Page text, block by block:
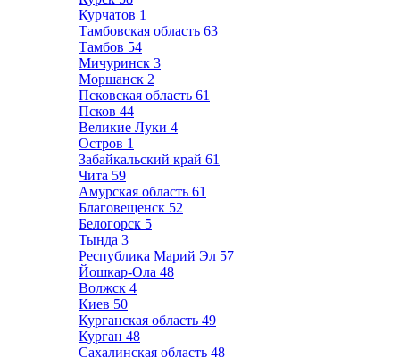
Курчатов 1
Тамбовская область 63
Тамбов 54
Мичуринск 3
Моршанск 2
Псковская область 61
Псков 44
Великие Луки 4
Остров 1
Забайкальский край 61
Чита 59
Амурская область 61
Благовещенск 52
Белогорск 5
Тында 3
Республика Марий Эл 57
Йошкар-Ола 48
Волжск 4
Киев 50
Курганская область 49
Курган 48
Сахалинская область 48